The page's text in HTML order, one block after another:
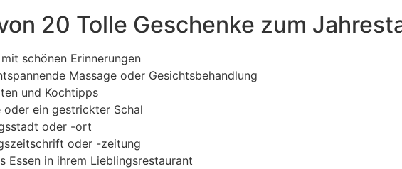
20 Tolle Geschenke zum
schönen Erinnerungen
Massage oder Gesichtsbehandlung
und Kochtipps
oder ein gestrickter Schal
oder -ort
oder -zeitung
Essen in ihrem Lieblingsrestaurant